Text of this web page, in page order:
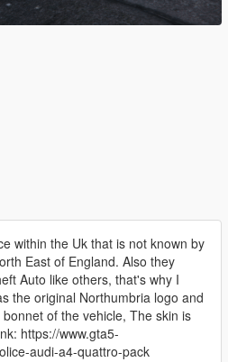
within the Uk that is not known by
East of England. Also they
Auto like others, that's why I
the original Northumbria logo and
of the vehicle, The skin is
https://www.gta5-
audi-a4-quattro-pack